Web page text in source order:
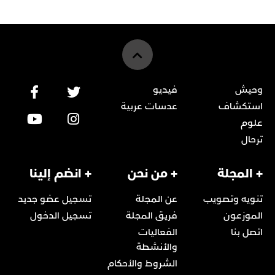
وحيش
استكشاف
علوم
ترحال
فيديو
عدسات عربية
+ المجلة
تنويه وتصويب
الموزعون
اتصل بنا
+ من نحن
عن المجلة
فريق المجلة
الفعاليات
والأنشطة
الشروط والأحكام
+ انضم إلينا
تسجيل عضو جديد
تسجيل الدخول